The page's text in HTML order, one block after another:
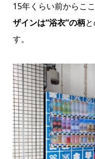
15年くらい前からこ
ザインは“浴衣”の柄
す。